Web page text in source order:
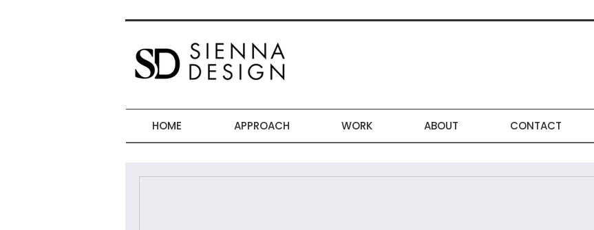
HOME APPROACH WORK ABOUT CONTACT